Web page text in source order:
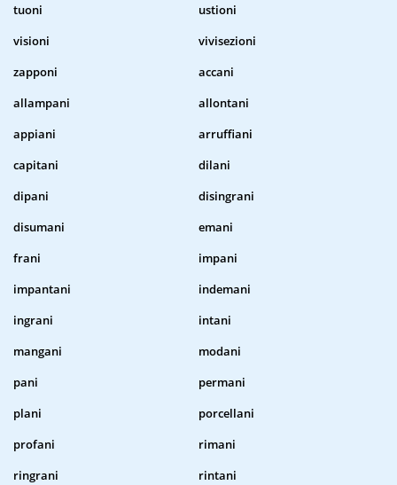
tuoni
ustioni
visioni
vivisezioni
zapponi
accani
allampani
allontani
appiani
arruffiani
capitani
dilani
dipani
disingrani
disumani
emani
frani
impani
impantani
indemani
ingrani
intani
mangani
modani
pani
permani
plani
porcellani
profani
rimani
ringrani
rintani